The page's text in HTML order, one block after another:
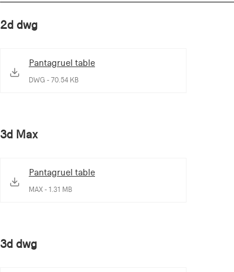
2d dwg
Pantagruel table
DWG - 70.54 KB
3d Max
Pantagruel table
MAX - 1.31 MB
3d dwg